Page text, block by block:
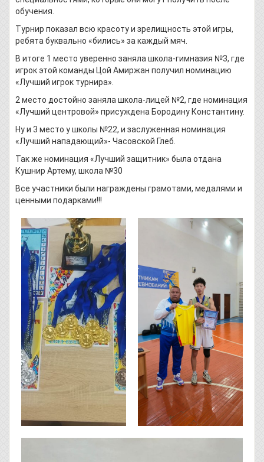
обучения.
Турнир показал всю красоту и зрелищность этой игры,
ребята буквально «бились» за каждый мяч.
В итоге 1 место уверенно заняла школа-гимназия №3, где
игрок этой команды Цой Амиржан получил номинацию
«Лучший игрок турнира».
2 место достойно заняла школа-лицей №2, где номинация
«Лучший центровой» присуждена Бородину Константину.
Ну и 3 место у школы №22, и заслуженная номинация
«Лучший нападающий»- Часовской Глеб.
Так же номинация «Лучший защитник» была отдана
Кушнир Артему, школа №30
Все участники были награждены грамотами, медалями и
ценными подарками!!!